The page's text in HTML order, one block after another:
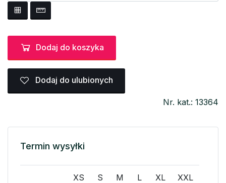
Dodaj do koszyka
Dodaj do ulubionych
Nr. kat.: 13364
Termin wysyłki
XS S M L XL XXL